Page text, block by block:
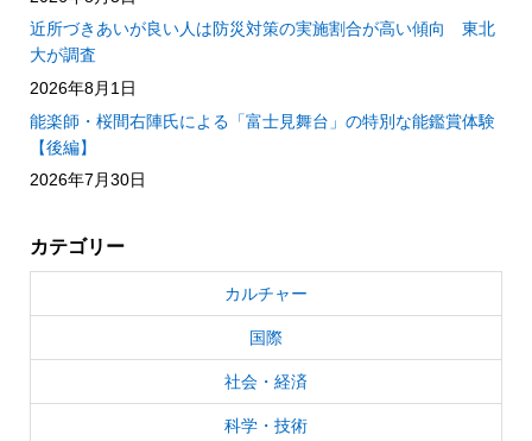
近所づきあいが良い人は防災対策の実施割合が高い傾向 東北
大が調査
2026年8月1日
能楽師・桜間右陣氏による「富士見舞台」の特別な能鑑賞体験
【後編】
2026年7月30日
カテゴリー
カルチャー
国際
社会・経済
科学・技術